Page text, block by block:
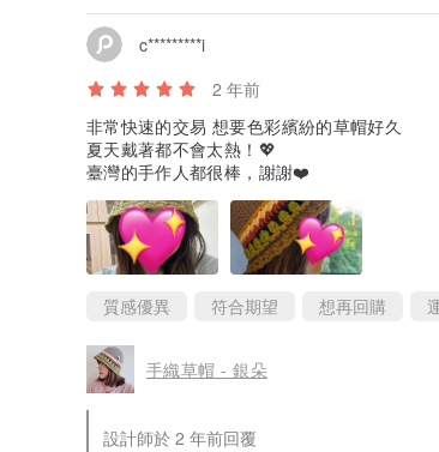
c*********i
2 年前
非常快速的交易 想要色彩繽紛的草帽好久
夏天戴著都不會太熱！💖
臺灣的手作人都很棒，謝謝❤️
質感優異 符合期望 想再回購
手織草帽 - 銀朵
設計師於 2 年前回覆